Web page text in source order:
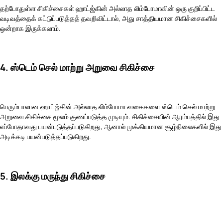
தற்போதுள்ள சிகிச்சைகள் ஹாட்ஜ்கின் அல்லாத லிம்போமாவின் ஒரு குறிப்பிட்ட
வடிவத்தைக் கட்டுப்படுத்தத் தவறிவிட்டால், அது சாத்தியமான சிகிச்சைகளில்
ஒன்றாக இருக்கலாம்.
4. ஸ்டெம் செல் மாற்று அறுவை சிகிச்சை
பெரும்பாலான ஹாட்ஜ்கின் அல்லாத லிம்போமா வகைகளை ஸ்டெம் செல் மாற்று
அறுவை சிகிச்சை மூலம் குணப்படுத்த முடியும். சிகிச்சையின் ஆரம்பத்தில் இது
எப்போதாவது பயன்படுத்தப்படுகிறது, ஆனால் முக்கியமான சூழ்நிலைகளில் இது
அடிக்கடி பயன்படுத்தப்படுகிறது.
5. இலக்கு மருந்து சிகிச்சை